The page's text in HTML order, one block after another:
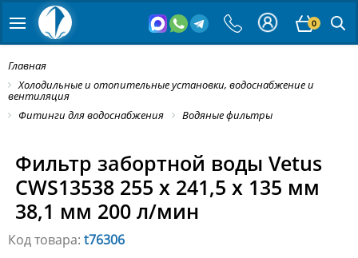
0
Главная
Холодильные и отопительные установки, водоснабжение и
вентиляция
Фитинги для водоснабжения
Водяные фильтры
Фильтр забортной воды Vetus
CWS13538 255 x 241,5 x 135 мм
38,1 мм 200 л/мин
Код товара: t76306